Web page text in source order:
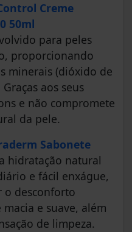
Creme
50ml
para peles
proporcionando
minerais (dióxido de
aos seus
e não compromete
da pele.
Sabonete
hidratação natural
e fácil enxágue,
o desconforto
e suave, além
de limpeza.